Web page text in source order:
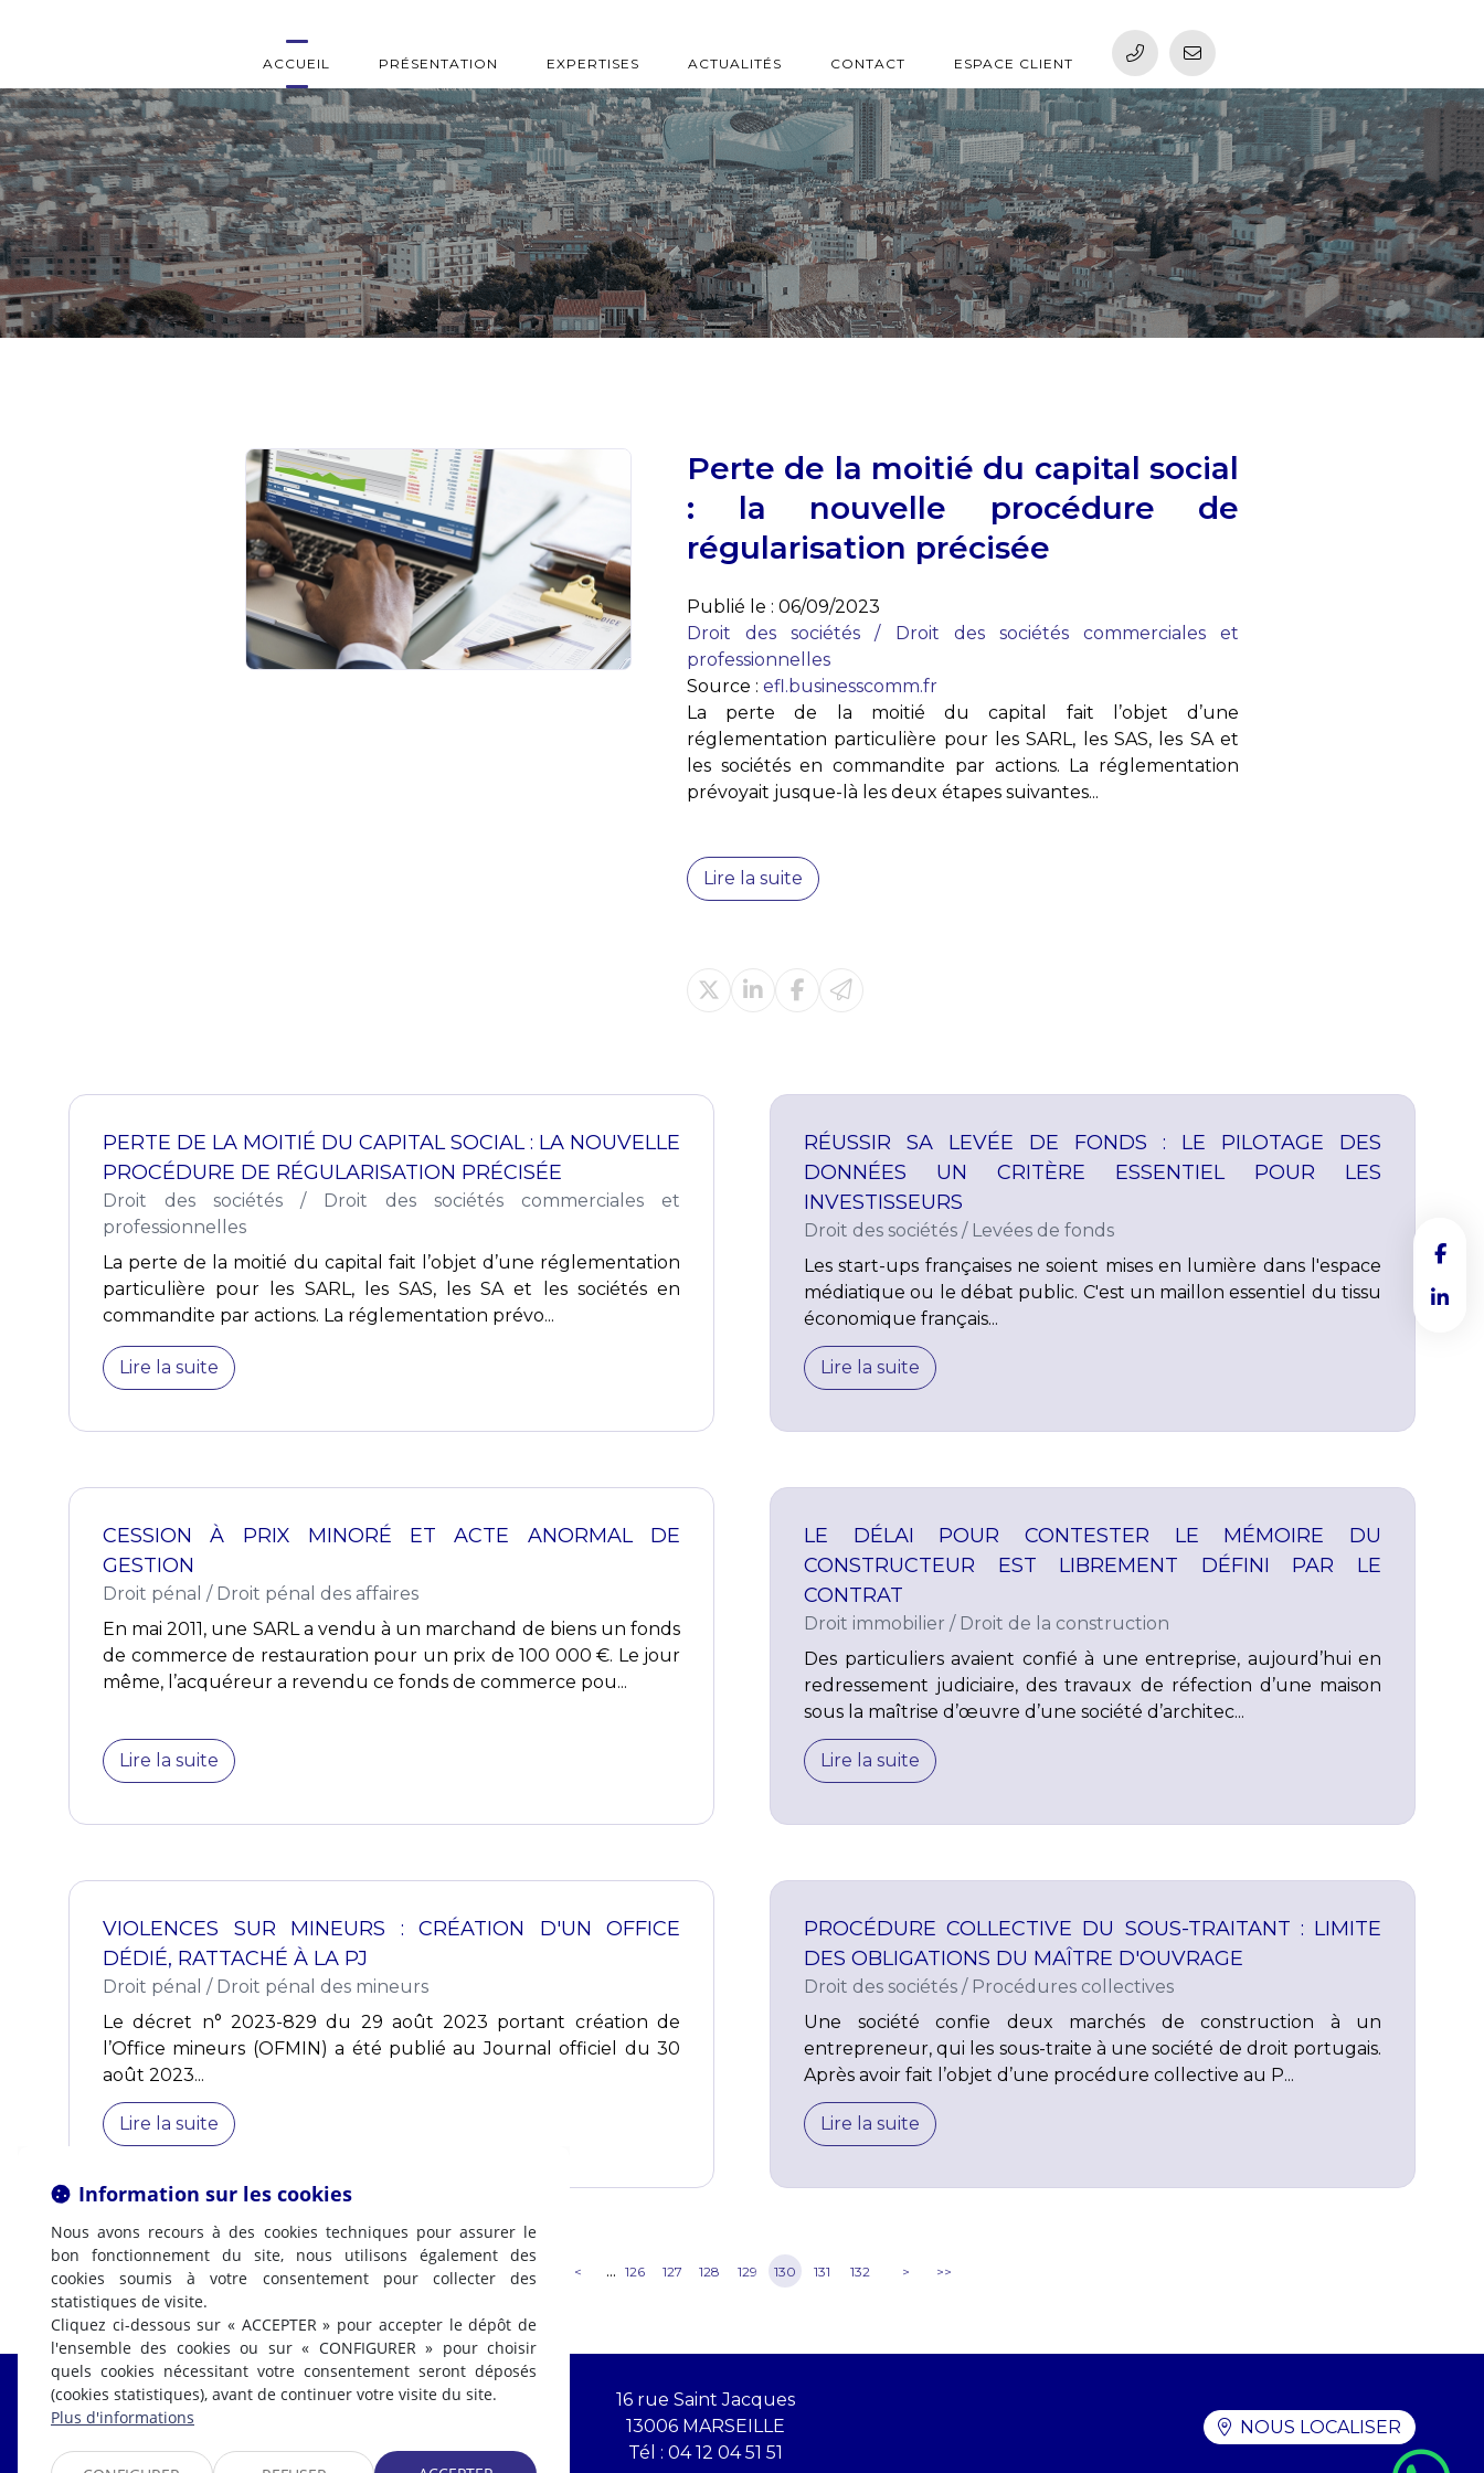
ACCUEIL PRÉSENTATION EXPERTISES ACTUALITÉS CONTACT ESPACE CLIENT
Perte de la moitié du capital social
: la nouvelle procédure de
régularisation précisée
Publié le : 06/09/2023
Droit des sociétés / Droit des sociétés commerciales et
professionnelles
Source : efl.businesscomm.fr
La perte de la moitié du capital fait l’objet d’une
réglementation particulière pour les SARL, les SAS, les SA et
les sociétés en commandite par actions. La réglementation
prévoyait jusque-là les deux étapes suivantes...
Lire la suite
PERTE DE LA MOITIÉ DU CAPITAL SOCIAL : LA NOUVELLE
PROCÉDURE DE RÉGULARISATION PRÉCISÉE
Droit des sociétés / Droit des sociétés commerciales et
professionnelles
La perte de la moitié du capital fait l’objet d’une réglementation
particulière pour les SARL, les SAS, les SA et les sociétés en
commandite par actions. La réglementation prévo...
Lire la suite
RÉUSSIR SA LEVÉE DE FONDS : LE PILOTAGE DES
DONNÉES UN CRITÈRE ESSENTIEL POUR LES
INVESTISSEURS
Droit des sociétés / Levées de fonds
Les start-ups françaises ne soient mises en lumière dans l'espace
médiatique ou le débat public. C'est un maillon essentiel du tissu
économique français...
Lire la suite
CESSION À PRIX MINORÉ ET ACTE ANORMAL DE
GESTION
Droit pénal / Droit pénal des affaires
En mai 2011, une SARL a vendu à un marchand de biens un fonds
de commerce de restauration pour un prix de 100 000 €. Le jour
même, l’acquéreur a revendu ce fonds de commerce pou...
Lire la suite
LE DÉLAI POUR CONTESTER LE MÉMOIRE DU
CONSTRUCTEUR EST LIBREMENT DÉFINI PAR LE
CONTRAT
Droit immobilier / Droit de la construction
Des particuliers avaient confié à une entreprise, aujourd’hui en
redressement judiciaire, des travaux de réfection d’une maison
sous la maîtrise d’œuvre d’une société d’architec...
Lire la suite
VIOLENCES SUR MINEURS : CRÉATION D'UN OFFICE
DÉDIÉ, RATTACHÉ À LA PJ
Droit pénal / Droit pénal des mineurs
Le décret n° 2023-829 du 29 août 2023 portant création de
l’Office mineurs (OFMIN) a été publié au Journal officiel du 30
août 2023...
Lire la suite
PROCÉDURE COLLECTIVE DU SOUS-TRAITANT : LIMITE
DES OBLIGATIONS DU MAÎTRE D'OUVRAGE
Droit des sociétés / Procédures collectives
Une société confie deux marchés de construction à un
entrepreneur, qui les sous-traite à une société de droit portugais.
Après avoir fait l’objet d’une procédure collective au P...
Lire la suite
< ... 126 127 128 129 130 131 132 > >>
Fabrice LABI
16 rue Saint Jacques
13006 MARSEILLE
Tél : 04 12 04 51 51
NOUS LOCALISER
Information sur les cookies
Nous avons recours à des cookies techniques pour assurer le
bon fonctionnement du site, nous utilisons également des
cookies soumis à votre consentement pour collecter des
statistiques de visite.
Cliquez ci-dessous sur « ACCEPTER » pour accepter le dépôt de
l'ensemble des cookies ou sur « CONFIGURER » pour choisir
quels cookies nécessitant votre consentement seront déposés
(cookies statistiques), avant de continuer votre visite du site.
Plus d'informations